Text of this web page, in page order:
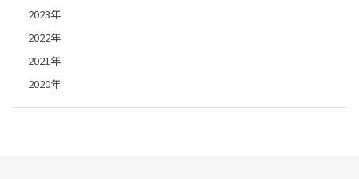
2023年
2022年
2021年
2020年